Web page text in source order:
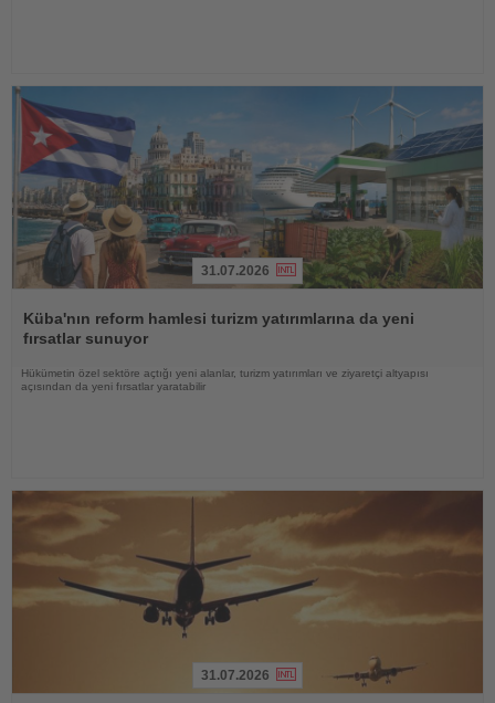
Oku
31.07.2026
Küba'nın reform hamlesi turizm yatırımlarına da yeni
fırsatlar sunuyor
Hükümetin özel sektöre açtığı yeni alanlar, turizm yatırımları ve ziyaretçi altyapısı
açısından da yeni fırsatlar yaratabilir
31.07.2026